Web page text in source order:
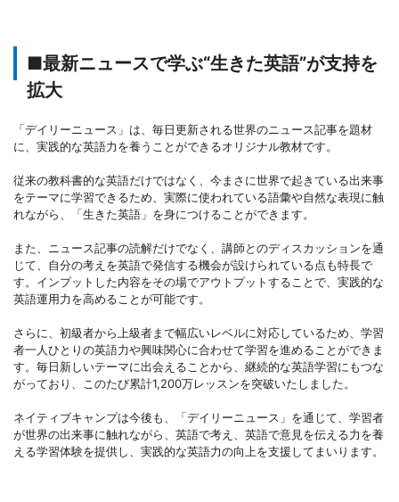
■最新ニュースで学ぶ“生きた英語”が支持を
拡大
「デイリーニュース」は、毎日更新される世界のニュース記事を題材
に、実践的な英語力を養うことができるオリジナル教材です。
従来の教科書的な英語だけではなく、今まさに世界で起きている出来事
をテーマに学習できるため、実際に使われている語彙や自然な表現に触
れながら、「生きた英語」を身につけることができます。
また、ニュース記事の読解だけでなく、講師とのディスカッションを通
じて、自分の考えを英語で発信する機会が設けられている点も特長で
す。インプットした内容をその場でアウトプットすることで、実践的な
英語運用力を高めることが可能です。
さらに、初級者から上級者まで幅広いレベルに対応しているため、学習
者一人ひとりの英語力や興味関心に合わせて学習を進めることができま
す。毎日新しいテーマに出会えることから、継続的な英語学習にもつな
がっており、このたび累計1,200万レッスンを突破いたしました。
ネイティブキャンプは今後も、「デイリーニュース」を通じて、学習者
が世界の出来事に触れながら、英語で考え、英語で意見を伝える力を養
える学習体験を提供し、実践的な英語力の向上を支援してまいります。